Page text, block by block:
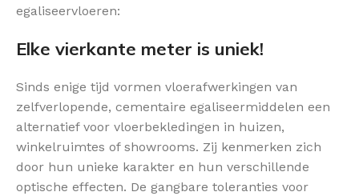
egaliseervloeren:
Elke vierkante meter is uniek!
Sinds enige tijd vormen vloerafwerkingen van
zelfverlopende, cementaire egaliseermiddelen een
alternatief voor vloerbekledingen in huizen,
winkelruimtes of showrooms. Zij kenmerken zich
door hun unieke karakter en hun verschillende
optische effecten. De gangbare toleranties voor